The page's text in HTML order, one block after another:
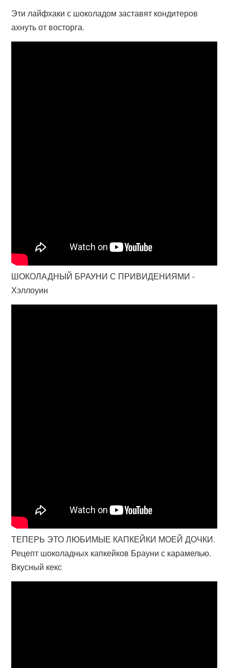
Эти лайфхаки с шоколадом заставят кондитеров
ахнуть от восторга.
ШОКОЛАДНЫЙ БРАУНИ С ПРИВИДЕНИЯМИ -
Хэллоуин
ТЕПЕРЬ ЭТО ЛЮБИМЫЕ КАПКЕЙКИ МОЕЙ ДОЧКИ.
Рецепт шоколадных капкейков Брауни с карамелью.
Вкусный кекс